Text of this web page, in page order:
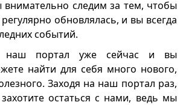
следим за тем, чтобы
обновлялась, и вы всегда
событий.
наш портал уже сейчас и вы
найти для себя много нового,
Заходя на наш портал раз,
остаться с нами, ведь мы